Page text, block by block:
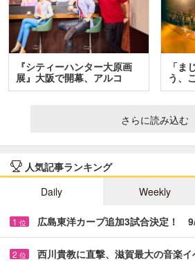
『シティーハンター大原画
展』大阪で開幕、アルコ
＆…
「ま
う、
と…
さらに読み込む
人気記事ランキング
Daily
Weekly
1 位 広島東洋カープ追加3試合決定！
2 位 西川貴教に直撃、滋賀最大の音楽